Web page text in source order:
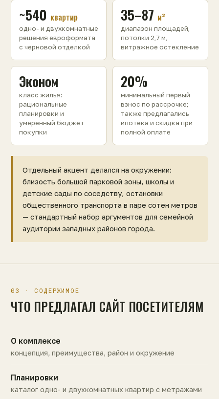
~540 квартир
одно- и двухкомнатные
решения евроформата
с черновой отделкой
35–87 м²
диапазон площадей,
потолки 2,7 м,
витражное остекление
Эконом
класс жилья:
рациональные
планировки и
умеренный бюджет
покупки
20%
минимальный первый
взнос по рассрочке;
также предлагались
ипотека и скидка при
полной оплате
Отдельный акцент делался на окружении:
близость большой парковой зоны, школы и
детские сады по соседству, остановки
общественного транспорта в паре сотен метров
— стандартный набор аргументов для семейной
аудитории западных районов города.
03 · СОДЕРЖИМОЕ
ЧТО ПРЕДЛАГАЛ САЙТ ПОСЕТИТЕЛЯМ
О комплексе
концепция, преимущества, район и окружение
Планировки
каталог одно- и двухкомнатных квартир с метражами